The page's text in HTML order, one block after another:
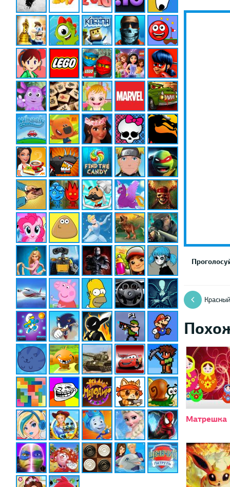
Матрешка